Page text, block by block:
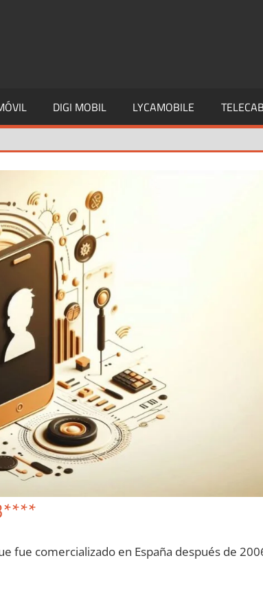
DIGI MOBIL LYCAMOBILE
comercializado en España después dе